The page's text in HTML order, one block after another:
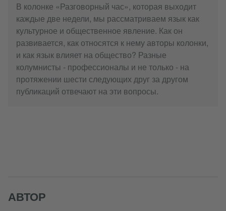
В колонке «Разговорный час», которая выходит
каждые две недели, мы рассматриваем язык как
культурное и общественное явление. Как он
развивается, как относятся к нему авторы колонки,
и как язык влияет на общество? Разные
колумнисты - профессионалы и не только - на
протяжении шести следующих друг за другом
публикаций отвечают на эти вопросы.
АВТОР